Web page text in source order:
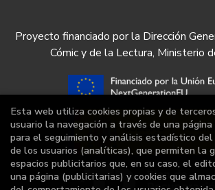
Proyecto financiado por la Dirección
Cómic y de la Lectura, Ministerio
Esta web utiliza cookies propias y de
usuario la navegación a través de una
para el seguimiento y análisis estadístico
de los usuarios (analíticas), que permiten la
espacios publicitarios que, en su caso, el
una página (publicitarias) y cookies que